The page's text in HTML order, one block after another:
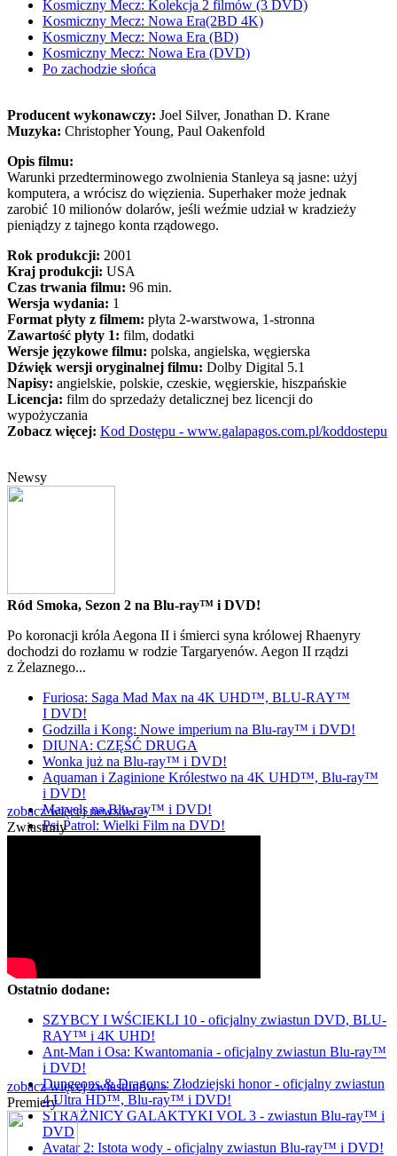
Kosmiczny Mecz: Kolekcja 2 filmów (3 DVD)
Kosmiczny Mecz: Nowa Era(2BD 4K)
Kosmiczny Mecz: Nowa Era (BD)
Kosmiczny Mecz: Nowa Era (DVD)
Po zachodzie słońca
Producent wykonawczy: Joel Silver, Jonathan D. Krane
Muzyka: Christopher Young, Paul Oakenfold
Opis filmu:
Warunki przedterminowego zwolnienia Stanleya są jasne: użyj
komputera, a wrócisz do więzienia. Superhaker może jednak
zarobić 10 milionów dolarów, jeśli weźmie udział w kradzieży
pieniądzy z tajnego konta rządowego.
Rok produkcji: 2001
Kraj produkcji: USA
Czas trwania filmu: 96 min.
Wersja wydania: 1
Format płyty z filmem: płyta 2-warstwowa, 1-stronna
Zawartość płyty 1: film, dodatki
Wersje językowe filmu: polska, angielska, węgierska
Dźwięk wersji oryginalnej filmu: Dolby Digital 5.1
Napisy: angielskie, polskie, czeskie, węgierskie, hiszpańskie
Licencja: film do sprzedaży detalicznej bez licencji do
wypożyczania
Zobacz więcej: Kod Dostępu - www.galapagos.com.pl/koddostepu
Newsy
Ród Smoka, Sezon 2 na Blu-ray™ i DVD!
Po koronacji króla Aegona II i śmierci syna królowej Rhaenyry
dochodzi do rozłamu w rodzie Targaryenów. Aegon II rządzi
z Żelaznego...
Furiosa: Saga Mad Max na 4K UHD™, BLU-RAY™
I DVD!
Godzilla i Kong: Nowe imperium na Blu-ray™ i DVD!
DIUNA: CZĘŚĆ DRUGA
Wonka już na Blu-ray™ i DVD!
Aquaman i Zaginione Królestwo na 4K UHD™, Blu-ray™
i DVD!
Marvels na Blu-ray™ i DVD!
Psi Patrol: Wielki Film na DVD!
zobacz więcej newsów »
Zwiastuny
Ostatnio dodane:
SZYBCY I WŚCIEKLI 10 - oficjalny zwiastun DVD, BLU-
RAY™ i 4K UHD!
Ant-Man i Osa: Kwantomania - oficjalny zwiastun Blu-ray™
i DVD!
Dungeons & Dragons: Złodziejski honor - oficjalny zwiastun
4 Ultra HD™, Blu-ray™ i DVD!
STRAŻNICY GALAKTYKI VOL 3 - zwiastun Blu-ray™ i
DVD
Avatar 2: Istota wody - oficjalny zwiastun Blu-ray™ i DVD!
zobacz więcej zwiastunów »
Premiery